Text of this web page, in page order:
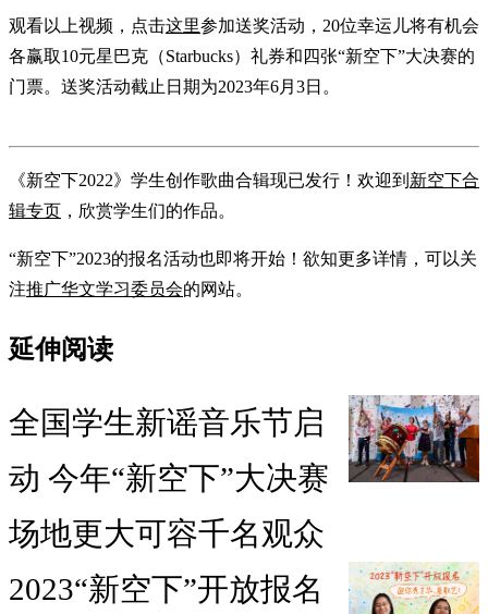
观看以上视频，点击这里参加送奖活动，20位幸运儿将有机会
各赢取10元星巴克（Starbucks）礼券和四张“新空下”大决赛的
门票。送奖活动截止日期为2023年6月3日。
《新空下2022》学生创作歌曲合辑现已发行！欢迎到 新空下合
辑专页 ，欣赏学生们的作品。
“新空下”2023的报名活动也即将开始！欲知更多详情，可以关
注推广华文学习委员会的网站。
延伸阅读
全国学生新谣音乐节启
动 今年“新空下”大决赛
场地更大可容千名观众
2023“新空下”开放报名